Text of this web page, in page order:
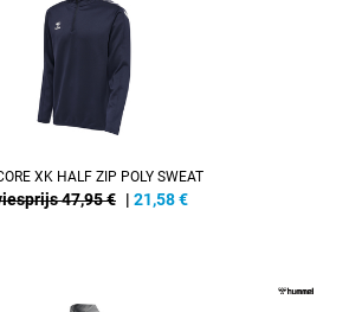
XK HALF ZIP POLY SWEAT
47,95 € | 21,58€